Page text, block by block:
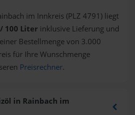
im Innkreis (PLZ 4791) liegt
100 Liter inklusive Lieferung und
Bestellmenge von 3.000
für Ihre Wunschmenge
Preisrechner.
in Rainbach im